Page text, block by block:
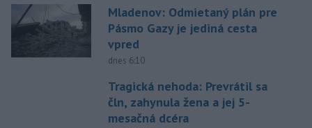
Mladenov: Odmietaný plán pre
Pásmo Gazy je jediná cesta
vpred
dnes 6:10
Tragická nehoda: Prevrátil sa
čln, zahynula žena a jej 5-
mesačná dcéra